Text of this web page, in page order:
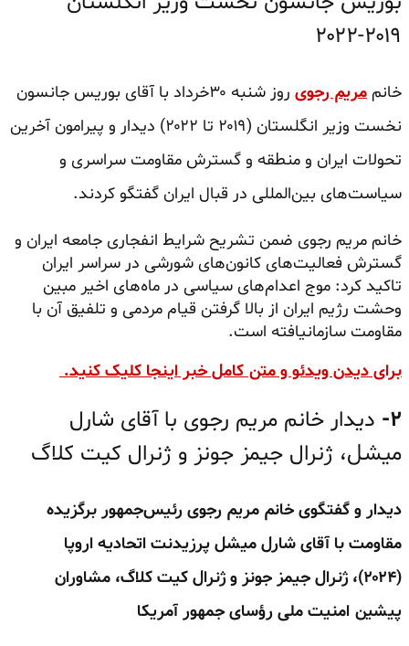
۲۰۱۹-۲۰۲۲
خانم مریم رجوی
روز شنبه ۳۰خرداد با آقای بوریس جانسون
نخست وزیر انگلستان (۲۰۱۹ تا ۲۰۲۲) دیدار و پیرامون آخرین
تحولات ایران و منطقه و گسترش مقاومت سراسری و
سیاست‌های بین‌المللی در قبال ایران گفتگو کردند.
خانم مریم رجوی ضمن تشریح شرایط انفجاری جامعه ایران و
گسترش فعالیت‌های کانون‌های شورشی در سراسر ایران
تاکید کرد: موج اعدام‌های سیاسی در ماه‌های اخیر مبین
وحشت رژیم ایران از بالا گرفتن قیام مردمی و تلفیق آن با
مقاومت سازمانیافته است.
برای دیدن ویدئو و متن کامل خبر اینجا کلیک کنید.
۲- دیدار خانم مریم رجوی با آقای شارل
میشل، ژنرال جیمز جونز و ژنرال کیت کلاگ
دیدار و گفتگوی خانم مریم رجوی رئیس‌جمهور برگزیده
مقاومت با آقای شارل میشل پرزیدنت اتحادیه اروپا
(۲۰۲۴)،
ژنرال جیمز جونز و ژنرال کیت کلاگ، مشاوران
پیشین امنیت ملی رؤسای جمهور آمریکا